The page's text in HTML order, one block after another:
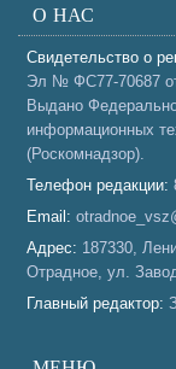
О НАС
Свидетельство о
Эл № ФС77-70687
Выдано
информационных
(Роскомнадзор).
Телефон редакции:
Email:
Адрес: 187330,
Отрадное, ул.
Главный редактор: